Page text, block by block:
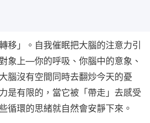
移」。自我催眠把大腦的注意力引
象上—你的呼吸、你腦中的意象、
腦沒有空間同時去翻炒今天的憂
是有限的，當它被「帶走」去感受
循環的思緒就自然會安靜下來。